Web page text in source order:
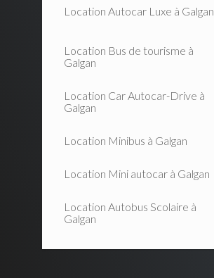
Location Autocar Luxe à Galgan
Location Bus de tourisme à
Galgan
Location Car Autocar-Drive à
Galgan
Location Minibus à Galgan
Location Mini autocar à Galgan
Location Autobus Scolaire à
Galgan